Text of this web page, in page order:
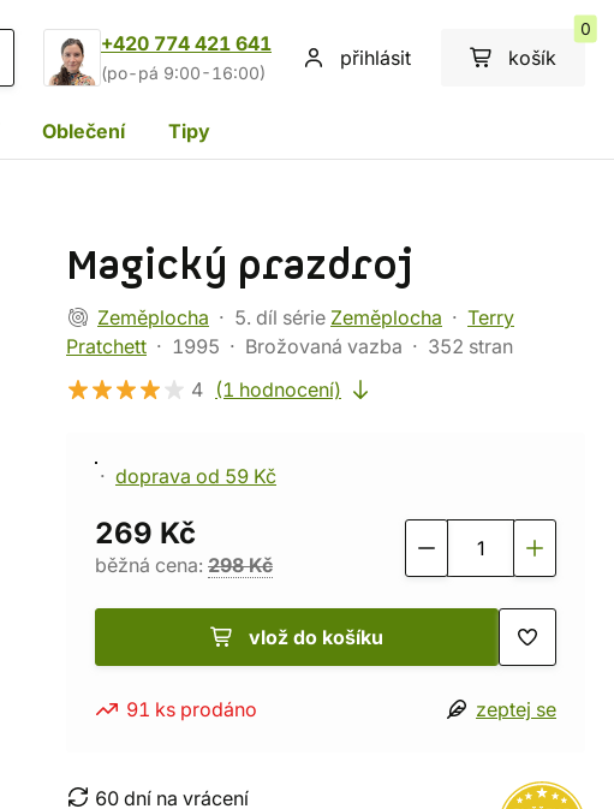
+420 774 421 641
(po-pá 9:00-16:00)
přihlásit košík
0
Oblečení Tipy
Magický prazdroj
Zeměplocha 5. díl série Zeměplocha
Terry
Pratchett
1995 Brožovaná vazba
352 stran
4 (1 hodnocení)
doprava od 59 Kč
269 Kč
běžná cena: 298 Kč
vlož do košíku
91 ks prodáno zeptej se
60 dní na vrácení